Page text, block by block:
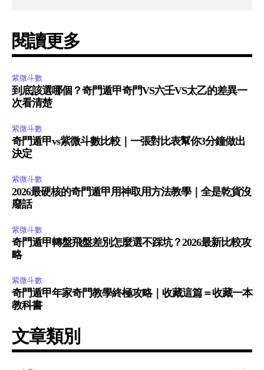
閱讀更多
紫微斗數
到底該選哪個？奇門遁甲奇門VS六壬VS太乙的差異一
次看清楚
紫微斗數
奇門遁甲vs紫微斗數比較｜一張對比表幫你3分鐘做出
決定
紫微斗數
2026最硬核的奇門遁甲用神取用方法教學｜全是乾貨沒
廢話
紫微斗數
奇門遁甲轉盤飛盤差別怎麼選不踩坑？2026最新比較攻
略
紫微斗數
奇門遁甲年家奇門教學終極攻略｜收藏這篇＝收藏一本
教科書
文章類別